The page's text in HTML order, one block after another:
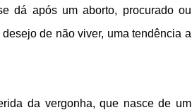
dá após um aborto, procurado ou
de não viver, uma tendência a
da vergonha, que nasce de um